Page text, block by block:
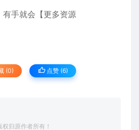
有手就会【更多资源
(0) 点赞 (6)
归原作者所有！